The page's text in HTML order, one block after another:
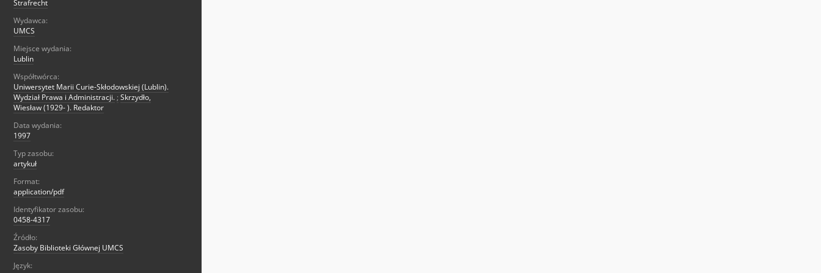
Strafrecht
Wydawca:
UMCS
Miejsce wydania:
Lublin
Współtwórca:
Uniwersytet Marii Curie-Skłodowskiej (Lublin).
Wydział Prawa i Administracji. ; Skrzydło,
Wiesław (1929- ). Redaktor
Data wydania:
1997
Typ zasobu:
artykuł
Format:
application/pdf
Identyfikator zasobu:
0458-4317
Źródło:
Zasoby Biblioteki Głównej UMCS
Język: